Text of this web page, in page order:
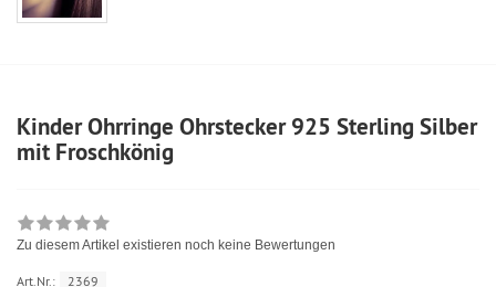
Kinder Ohrringe Ohrstecker 925 Sterling Silber
mit Froschkönig
Zu diesem Artikel existieren noch keine Bewertungen
Art.Nr.: 2369